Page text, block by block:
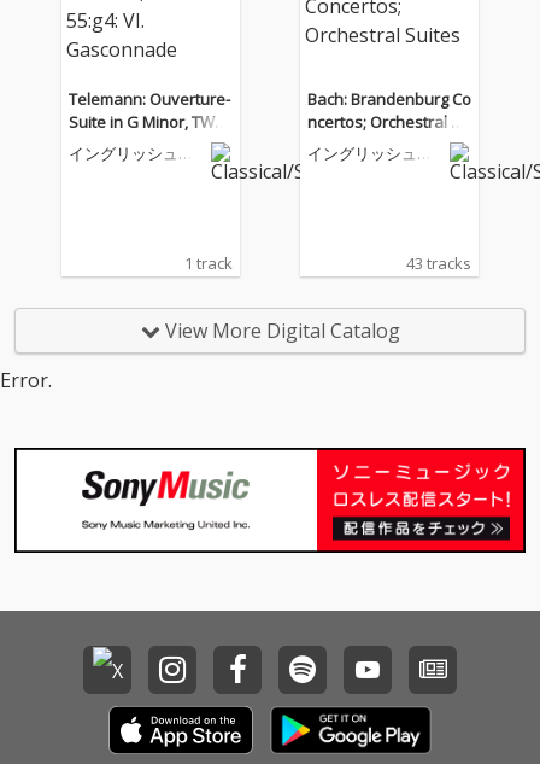
Telemann: Ouverture-
Suite in G Minor, TWV
55:g4: VI. Gasconnade
イングリッシュ・
1 track
Bach: Brandenburg Co
ncertos; Orchestral Su
ites
イングリッシュ・
43 tracks
View More Digital Catalog
Error.